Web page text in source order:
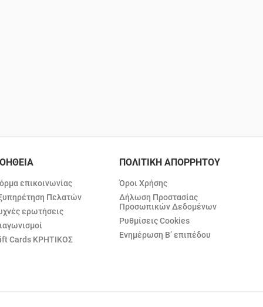
επικοινωνίας
Πελατών
ερωτήσεις
Cards ΚΡΗΤΙΚΟΣ
ΠΟΛΙΤΙΚΗ ΑΠΟΡΡΗΤΟΥ
Όροι Χρήσης
Δήλωση Προστασίας
Προσωπικών Δεδομένων
Ρυθμίσεις Cookies
Ενημέρωση Β’ επιπέδου